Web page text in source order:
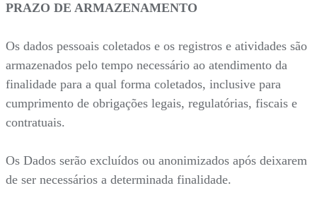
PRAZO DE ARMAZENAMENTO
Os dados pessoais coletados e os registros e atividades são
armazenados pelo tempo necessário ao atendimento da
finalidade para a qual forma coletados, inclusive para
cumprimento de obrigações legais, regulatórias, fiscais e
contratuais.
Os Dados serão excluídos ou anonimizados após deixarem
de ser necessários a determinada finalidade.